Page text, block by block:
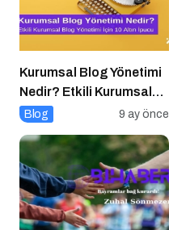
Kurumsal Blog Yönetimi
Nedir? Etkili Kurumsal
Blog Yönetimi için 10
Blog 9 ay önce